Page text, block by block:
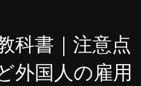
科書｜注意点
外国人の雇用